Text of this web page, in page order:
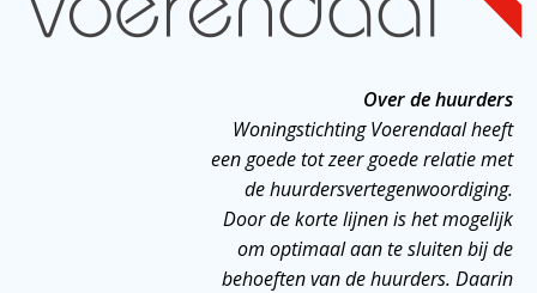
Over de huurders
Woningstichting Voerendaal heeft
een goede tot zeer goede relatie met
de huurdersvertegenwoordiging.
Door de korte lijnen is het mogelijk
om optimaal aan te sluiten bij de
behoeften van de huurders. Daarin